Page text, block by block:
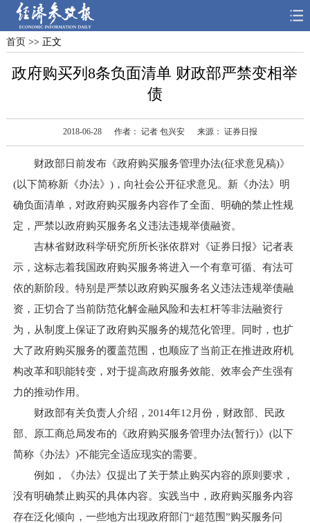
首页 深度 思想
财智
电子报
首页 >> 正文
政府购买列8条负面清单 财政部严禁变相举
债
2018-06-28 作者： 记者 包兴安 来源： 证券日报
财政部日前发布《政府购买服务管理办法(征求意见稿)》
(以下简称新《办法》)，向社会公开征求意见。新《办法》明
确负面清单，对政府购买服务内容作了全面、明确的禁止性规
定，严禁以政府购买服务名义违法违规举债融资。
吉林省财政科学研究所所长张依群对《证券日报》记者表
示，这标志着我国政府购买服务将进入一个有章可循、有法可
依的新阶段。特别是严禁以政府购买服务名义违法违规举债融
资，正切合了当前防范化解金融风险和去杠杆等非法融资行
为，从制度上保证了政府购买服务的规范化管理。同时，也扩
大了政府购买服务的覆盖范围，也顺应了当前正在推进政府机
构改革和职能转变，对于提高政府服务效能、效率会产生强有
力的推动作用。
财政部有关负责人介绍，2014年12月份，财政部、民政
部、原工商总局发布的《政府购买服务管理办法(暂行)》(以下
简称《办法》)不能完全适应现实的需要。
例如，《办法》仅提出了关于禁止购买内容的原则要求，
没有明确禁止购买的具体内容。实践当中，政府购买服务内容
存在泛化倾向，一些地方出现政府部门“超范围”购买服务问